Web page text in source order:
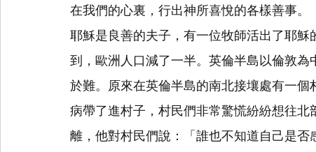
在我們的心裏，行出神所喜悅的各樣善事。
耶穌是良善的夫子，有一位牧師活出了耶穌
到，歐洲人口減了一半。英倫半島以倫敦
於難。原來在英倫半島的南北接壤處有一
病帶了進村子，村民們非常驚慌紛紛想往
離，他對村民們說：「誰也不知道自己是